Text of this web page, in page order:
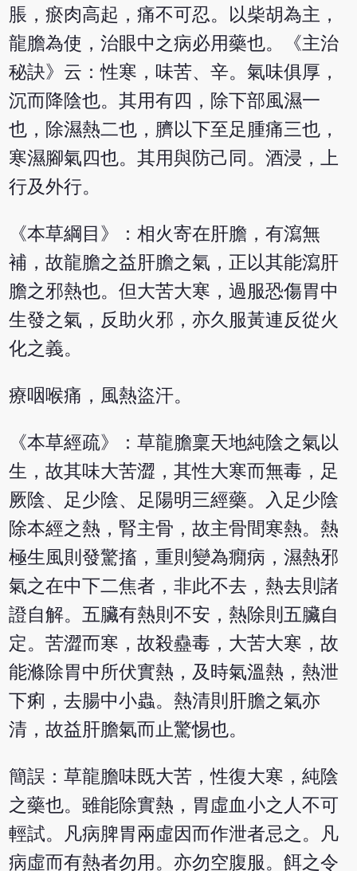
脹，瘀肉高起，痛不可忍。以柴胡為主，
龍膽為使，治眼中之病必用藥也。《主治
秘訣》云：性寒，味苦、辛。氣味俱厚，
沉而降陰也。其用有四，除下部風濕一
也，除濕熱二也，臍以下至足腫痛三也，
寒濕腳氣四也。其用與防己同。酒浸，上
行及外行。
《本草綱目》：相火寄在肝膽，有瀉無
補，故龍膽之益肝膽之氣，正以其能瀉肝
膽之邪熱也。但大苦大寒，過服恐傷胃中
生發之氣，反助火邪，亦久服黃連反從火
化之義。
療咽喉痛，風熱盜汗。
《本草經疏》：草龍膽稟天地純陰之氣以
生，故其味大苦澀，其性大寒而無毒，足
厥陰、足少陰、足陽明三經藥。入足少陰
除本經之熱，腎主骨，故主骨間寒熱。熱
極生風則發驚搐，重則變為癇病，濕熱邪
氣之在中下二焦者，非此不去，熱去則諸
證自解。五臟有熱則不安，熱除則五臟自
定。苦澀而寒，故殺蠱毒，大苦大寒，故
能滌除胃中所伏實熱，及時氣溫熱，熱泄
下痢，去腸中小蟲。熱清則肝膽之氣亦
清，故益肝膽氣而止驚惕也。
簡誤：草龍膽味既大苦，性復大寒，純陰
之藥也。雖能除實熱，胃虛血小之人不可
輕試。凡病脾胃兩虛因而作泄者忌之。凡
病虛而有熱者勿用。亦勿空腹服。餌之令